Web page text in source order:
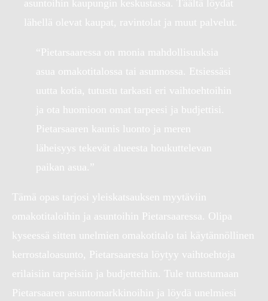
asuntoihin kaupungin keskustassa. Täältä löydät
lähellä olevat kaupat, ravintolat ja muut palvelut.
“Pietarsaaressa on monia mahdollisuuksia
asua omakotitalossa tai asunnossa. Etsiessäsi
uutta kotia, tutustu tarkasti eri vaihtoehtoihin
ja ota huomioon omat tarpeesi ja budjettisi.
Pietarsaaren kaunis luonto ja meren
läheisyys tekevät alueesta houkuttelevan
paikan asua.”
Tämä opas tarjosi yleiskatsauksen myytäviin
omakotitaloihin ja asuntoihin Pietarsaaressa. Olipa
kyseessä sitten unelmien omakotitalo tai käytännöllinen
kerrostaloasunto, Pietarsaaresta löytyy vaihtoehtoja
erilaisiin tarpeisiin ja budjetteihin. Tule tutustumaan
Pietarsaaren asuntomarkkinoihin ja löydä unelmiesi